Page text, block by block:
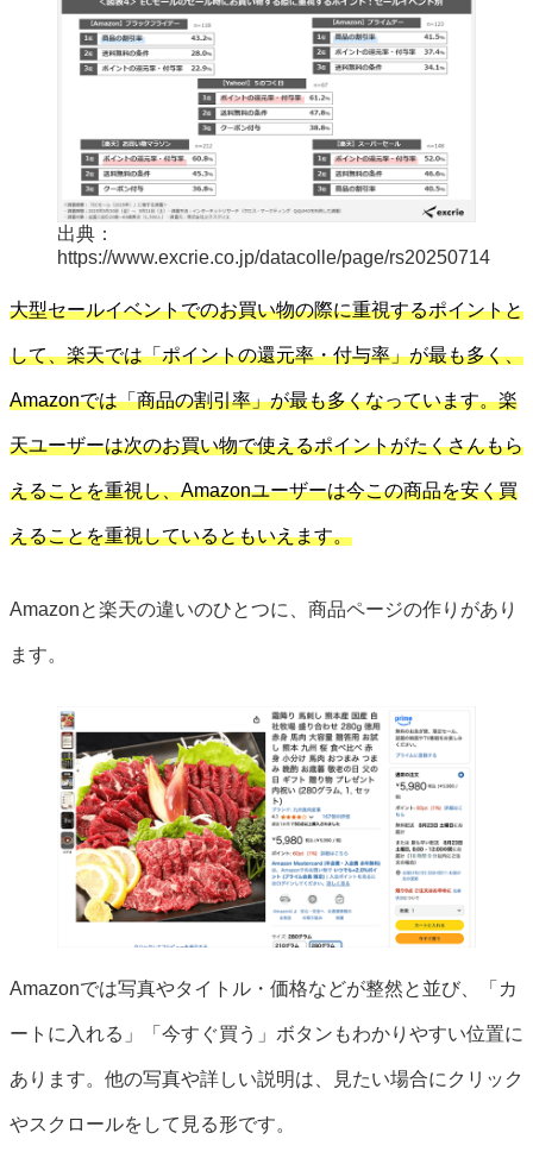
出典：
https://www.excrie.co.jp/datacolle/page/rs20250714
大型セールイベントでのお買い物の際に重視するポイントと
して、楽天では「ポイントの還元率・付与率」が最も多く、
Amazonでは「商品の割引率」が最も多くなっています。楽
天ユーザーは次のお買い物で使えるポイントがたくさんもら
えることを重視し、Amazonユーザーは今この商品を安く買
えることを重視しているともいえます。
Amazonと楽天の違いのひとつに、商品ページの作りがあり
ます。
Amazonでは写真やタイトル・価格などが整然と並び、「カ
ートに入れる」「今すぐ買う」ボタンもわかりやすい位置に
あります。他の写真や詳しい説明は、見たい場合にクリック
やスクロールをして見る形です。